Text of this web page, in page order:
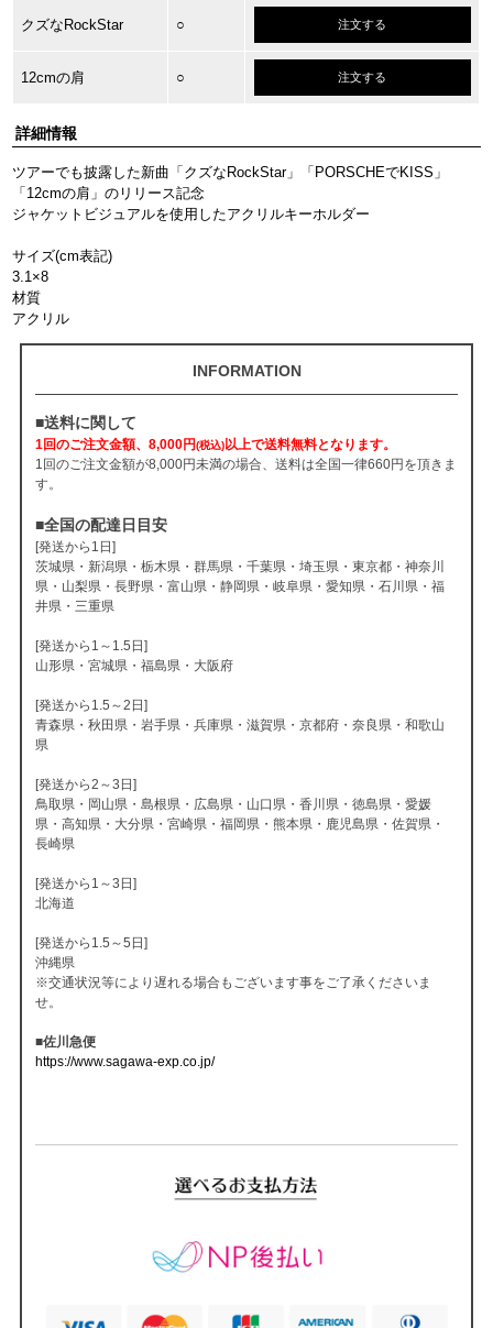
クズなRockStar ○ 注文する
12cmの肩 ○ 注文する
詳細情報
ツアーでも披露した新曲「クズなRockStar」「PORSCHEでKISS」
「12cmの肩」のリリース記念
ジャケットビジュアルを使用したアクリルキーホルダー
サイズ(cm表記)
3.1×8
材質
アクリル
INFORMATION
■送料に関して
1回のご注文金額、8,000円(税込)以上で送料無料となります。
1回のご注文金額が8,000円未満の場合、送料は全国一律660円を頂きま
す。
■全国の配達日目安
[発送から1日]
茨城県・新潟県・栃木県・群馬県・千葉県・埼玉県・東京都・神奈川
県・山梨県・長野県・富山県・静岡県・岐阜県・愛知県・石川県・福
井県・三重県
[発送から1～1.5日]
山形県・宮城県・福島県・大阪府
[発送から1.5～2日]
青森県・秋田県・岩手県・兵庫県・滋賀県・京都府・奈良県・和歌山
県
[発送から2～3日]
鳥取県・岡山県・島根県・広島県・山口県・香川県・徳島県・愛媛
県・高知県・大分県・宮崎県・福岡県・熊本県・鹿児島県・佐賀県・
長崎県
[発送から1～3日]
北海道
[発送から1.5～5日]
沖縄県
※交通状況等により遅れる場合もございます事をご了承くださいま
せ。
■佐川急便
https://www.sagawa-exp.co.jp/